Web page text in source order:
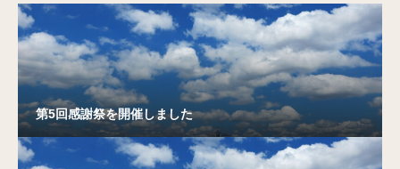
第5回感謝祭を開催しました